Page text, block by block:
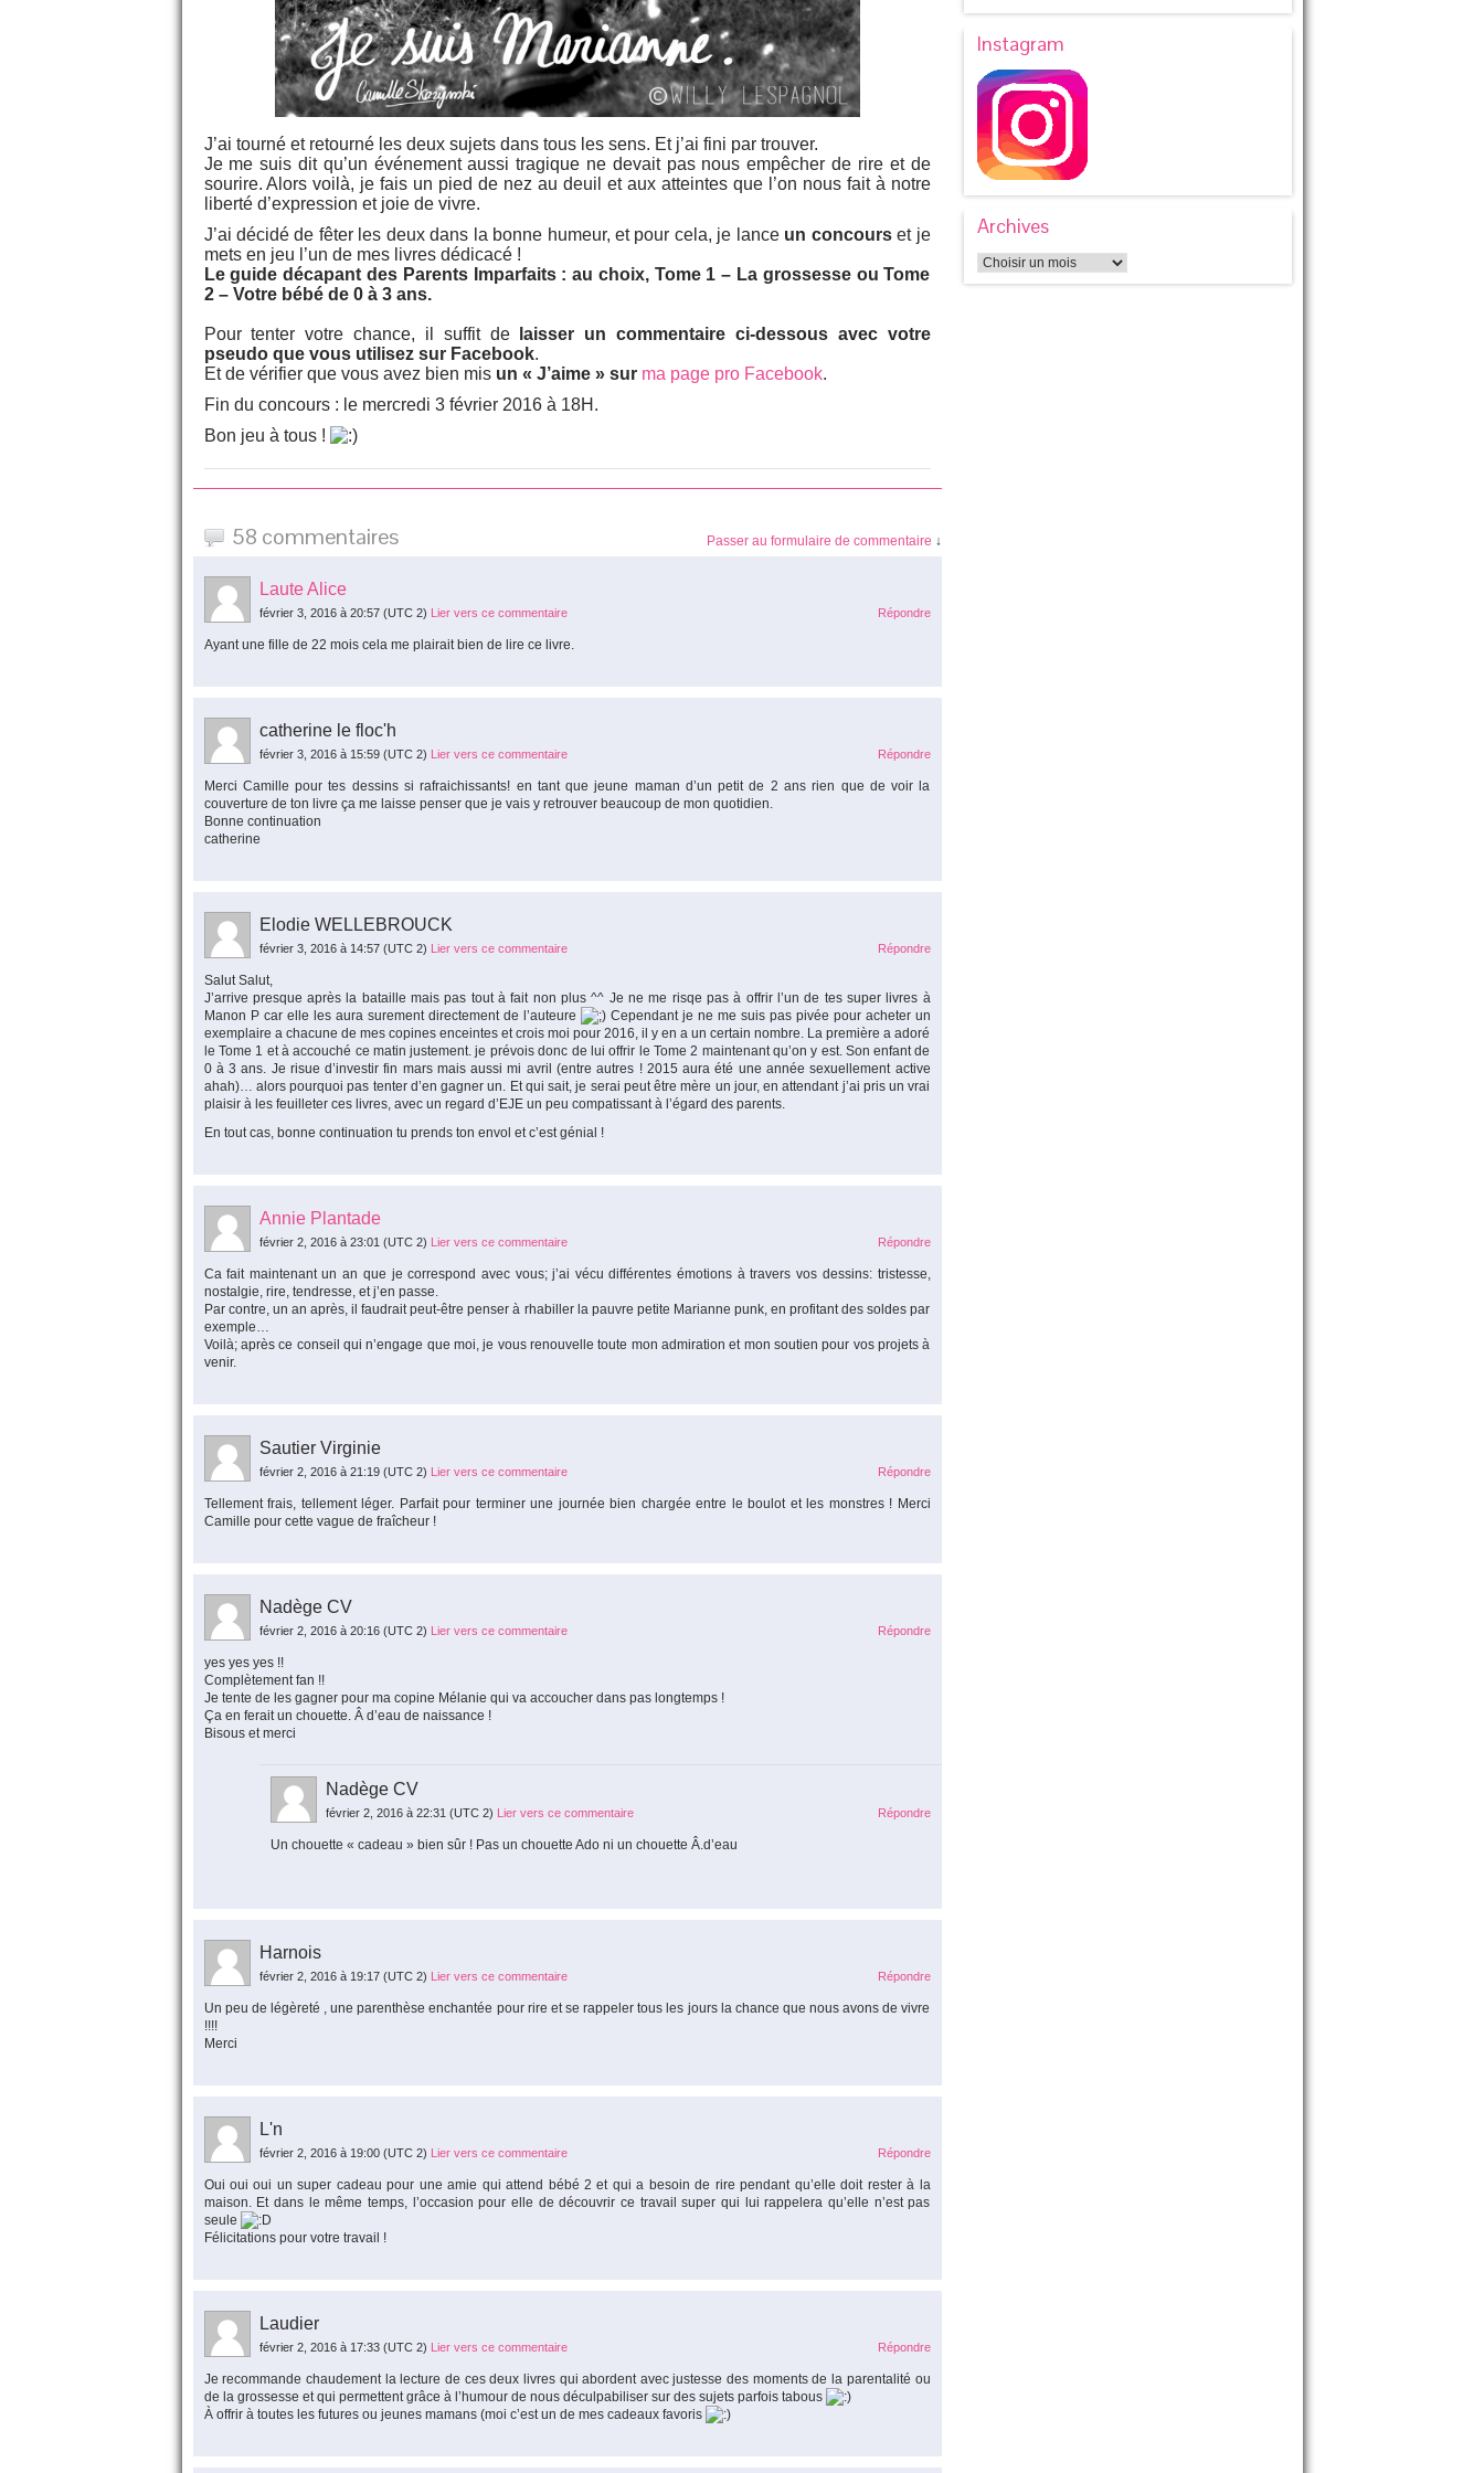
J’ai tourné et retourné les deux sujets dans tous les sens. Et j’ai fini par trouver.
Je me suis dit qu’un événement aussi tragique ne devait pas nous empêcher de rire et de
sourire. Alors voilà, je fais un pied de nez au deuil et aux atteintes que l’on nous fait à notre
liberté d’expression et joie de vivre.
J’ai décidé de fêter les deux dans la bonne humeur, et pour cela, je lance un concourset je
mets en jeu l’un de mes livres dédicacé !
Le guide décapant des Parents Imparfaits : au choix, Tome 1 – La grossesse ou Tome
2 – Votre bébé de 0 à 3 ans.
Pour tenter votre chance, il suffit de
laisser un commentaire ci-dessous avec votre
pseudo que vous utilisez sur Facebook.
Et de vérifier que vous avez bien mis un « J’aime » sur ma page pro Facebook.
Fin du concours : le mercredi 3 février 2016 à 18H.
Bon jeu à tous !
58 commentaires Passer au formulaire de commentaire ↓
Laute Alice
février 3, 2016 à 20:57 (UTC 2) Lier vers ce commentaire Répondre
Ayant une fille de 22 mois cela me plairait bien de lire ce livre.
catherine le floc'h
février 3, 2016 à 15:59 (UTC 2) Lier vers ce commentaire Répondre
Merci Camille pour tes dessins si rafraichissants! en tant que jeune maman d’un petit de 2 ans rien que de voir la
couverture de ton livre ça me laisse penser que je vais y retrouver beaucoup de mon quotidien.
Bonne continuation
catherine
Elodie WELLEBROUCK
février 3, 2016 à 14:57 (UTC 2) Lier vers ce commentaire Répondre
Salut Salut,
J’arrive presque après la bataille mais pas tout à fait non plus ^^ Je ne me risqe pas à offrir l’un de tes super livres à
Manon P car elle les aura surement directement de l’auteure
Cependant je ne me suis pas pivée pour acheter un
exemplaire a chacune de mes copines enceintes et crois moi pour 2016, il y en a un certain nombre. La première a adoré
le Tome 1 et à accouché ce matin justement. je prévois donc de lui offrir le Tome 2 maintenant qu’on y est. Son enfant de
0 à 3 ans. Je risue d’investir fin mars mais aussi mi avril (entre autres ! 2015 aura été une année sexuellement active
ahah)… alors pourquoi pas tenter d’en gagner un. Et qui sait, je serai peut être mère un jour, en attendant j’ai pris un vrai
plaisir à les feuilleter ces livres, avec un regard d’EJE un peu compatissant à l’égard des parents.
En tout cas, bonne continuation tu prends ton envol et c’est génial !
Annie Plantade
février 2, 2016 à 23:01 (UTC 2) Lier vers ce commentaire Répondre
Ca fait maintenant un an que je correspond avec vous; j’ai vécu différentes émotions à travers vos dessins: tristesse,
nostalgie, rire, tendresse, et j’en passe.
Par contre, un an après, il faudrait peut-être penser à rhabiller la pauvre petite Marianne punk, en profitant des soldes par
exemple…
Voilà; après ce conseil qui n’engage que moi, je vous renouvelle toute mon admiration et mon soutien pour vos projets à
venir.
Sautier Virginie
février 2, 2016 à 21:19 (UTC 2) Lier vers ce commentaire Répondre
Tellement frais, tellement léger. Parfait pour terminer une journée bien chargée entre le boulot et les monstres ! Merci
Camille pour cette vague de fraîcheur !
Nadège CV
février 2, 2016 à 20:16 (UTC 2) Lier vers ce commentaire Répondre
yes yes yes !!
Complètement fan !!
Je tente de les gagner pour ma copine Mélanie qui va accoucher dans pas longtemps !
Ça en ferait un chouette. Â d’eau de naissance !
Bisous et merci
Nadège CV
février 2, 2016 à 22:31 (UTC 2) Lier vers ce commentaire Répondre
Un chouette « cadeau » bien sûr ! Pas un chouette Ado ni un chouette Â.d’eau
Harnois
février 2, 2016 à 19:17 (UTC 2) Lier vers ce commentaire Répondre
Un peu de légèreté , une parenthèse enchantée pour rire et se rappeler tous les jours la chance que nous avons de vivre
!!!!
Merci
L'n
février 2, 2016 à 19:00 (UTC 2) Lier vers ce commentaire Répondre
Oui oui oui un super cadeau pour une amie qui attend bébé 2 et qui a besoin de rire pendant qu’elle doit rester à la
maison. Et dans le même temps, l’occasion pour elle de découvrir ce travail super qui lui rappelera qu’elle n’est pas
seule
Félicitations pour votre travail !
Laudier
février 2, 2016 à 17:33 (UTC 2) Lier vers ce commentaire Répondre
Je recommande chaudement la lecture de ces deux livres qui abordent avec justesse des moments de la parentalité ou
de la grossesse et qui permettent grâce à l’humour de nous déculpabiliser sur des sujets parfois tabous
À offrir à toutes les futures ou jeunes mamans (moi c’est un de mes cadeaux favoris
Instagram
Archives